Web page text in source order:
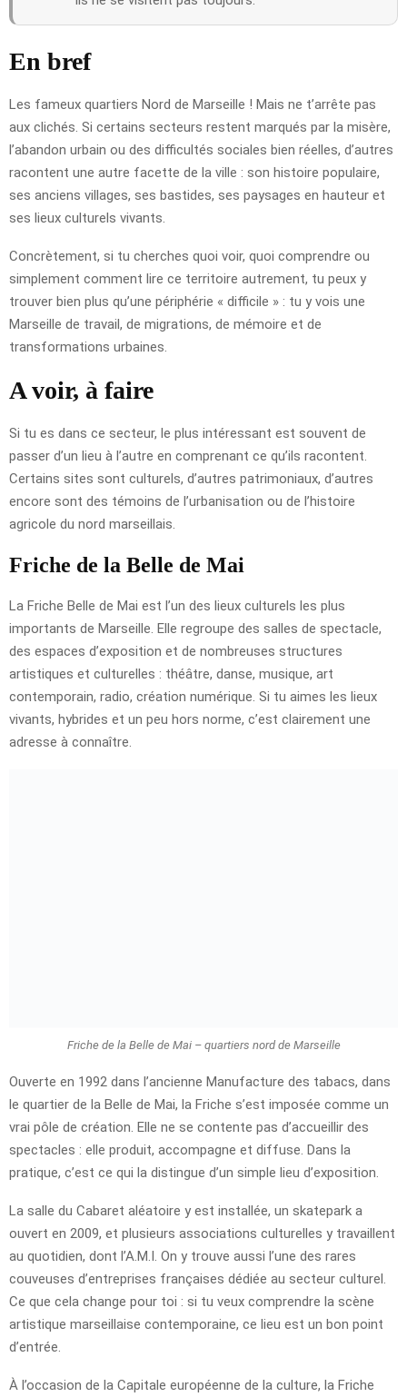
En bref
Les fameux quartiers Nord de Marseille ! Mais ne t’arrête pas
aux clichés. Si certains secteurs restent marqués par la misère,
l’abandon urbain ou des difficultés sociales bien réelles, d’autres
racontent une autre facette de la ville : son histoire populaire,
ses anciens villages, ses bastides, ses paysages en hauteur et
ses lieux culturels vivants.
Concrètement, si tu cherches quoi voir, quoi comprendre ou
simplement comment lire ce territoire autrement, tu peux y
trouver bien plus qu’une périphérie « difficile » : tu y vois une
Marseille de travail, de migrations, de mémoire et de
transformations urbaines.
A voir, à faire
Si tu es dans ce secteur, le plus intéressant est souvent de
passer d’un lieu à l’autre en comprenant ce qu’ils racontent.
Certains sites sont culturels, d’autres patrimoniaux, d’autres
encore sont des témoins de l’urbanisation ou de l’histoire
agricole du nord marseillais.
Friche de la Belle de Mai
La Friche Belle de Mai est l’un des lieux culturels les plus
importants de Marseille. Elle regroupe des salles de spectacle,
des espaces d’exposition et de nombreuses structures
artistiques et culturelles : théâtre, danse, musique, art
contemporain, radio, création numérique. Si tu aimes les lieux
vivants, hybrides et un peu hors norme, c’est clairement une
adresse à connaître.
Friche de la Belle de Mai – quartiers nord de Marseille
Ouverte en 1992 dans l’ancienne Manufacture des tabacs, dans
le quartier de la Belle de Mai, la Friche s’est imposée comme un
vrai pôle de création. Elle ne se contente pas d’accueillir des
spectacles : elle produit, accompagne et diffuse. Dans la
pratique, c’est ce qui la distingue d’un simple lieu d’exposition.
La salle du Cabaret aléatoire y est installée, un skatepark a
ouvert en 2009, et plusieurs associations culturelles y travaillent
au quotidien, dont l’A.M.I. On y trouve aussi l’une des rares
couveuses d’entreprises françaises dédiée au secteur culturel.
Ce que cela change pour toi : si tu veux comprendre la scène
artistique marseillaise contemporaine, ce lieu est un bon point
d’entrée.
À l’occasion de la Capitale européenne de la culture, la Friche